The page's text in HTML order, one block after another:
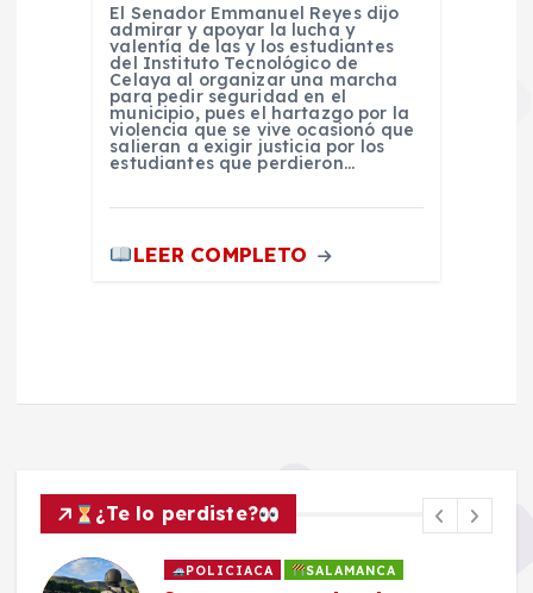
El Senador Emmanuel Reyes dijo
admirar y apoyar la lucha y
valentía de las y los estudiantes
del Instituto Tecnológico de
Celaya al organizar una marcha
para pedir seguridad en el
municipio, pues el hartazgo por la
violencia que se vive ocasionó que
salieran a exigir justicia por los
estudiantes que perdieron…
LEER COMPLETO
¿Te lo perdiste?
POLICIACA SALAMANCA